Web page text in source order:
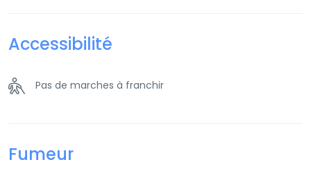
Accessibilité
Pas de marches à franchir
Fumeur